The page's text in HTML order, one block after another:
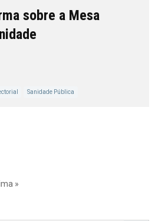
sobre a Mesa
Sanidade Pública
»